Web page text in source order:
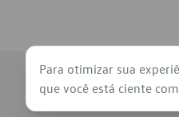
Pratos de Disco de
Travas de Pastilha de
© 2026 - Volkswagen do
Para otimizar sua
que você está ciente